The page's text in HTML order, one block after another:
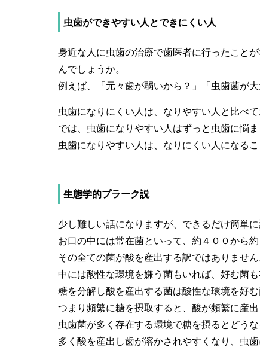
虫歯ができやすい人とできにくい人
身近な人に虫歯の治療で歯医者に行ったこと
んでしょうか。
例えば、「元々歯が弱いから？」「虫歯菌が
虫歯になりにくい人は、なりやすい人と比べ
では、虫歯になりやすい人はずっと虫歯に悩
虫歯になりやすい人は、なりにくい人になる
生態学的プラーク説
少し難しい話になりますが、できるだけ簡単に
お口の中には常在菌といって、約４００から
その全ての菌が酸を産出する訳ではありません
中には酸性な環境を嫌う菌もいれば、好む菌も
糖を分解し酸を産出する菌は酸性な環境を好む
つまり頻繁に糖を摂取すると、酸が頻繁に産
虫歯菌が多く存在する環境で糖を摂るとどう
多く酸を産出し歯が溶かされやすくなり、虫